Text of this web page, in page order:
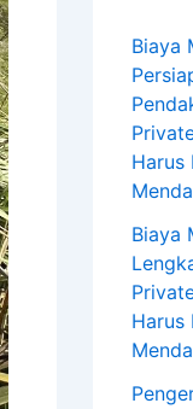
Biaya
Harus
Biaya
Harus